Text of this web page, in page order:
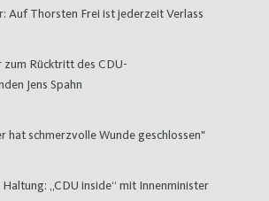
Auf Thorsten Frei ist jederzeit Verlass
zum Rücktritt des CDU-
Jens Spahn
hat schmerzvolle Wunde geschlossen"
„CDU inside“ mit Innenminister